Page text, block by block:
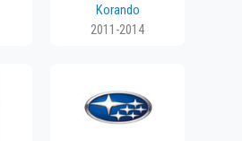
Korando
2011-2014